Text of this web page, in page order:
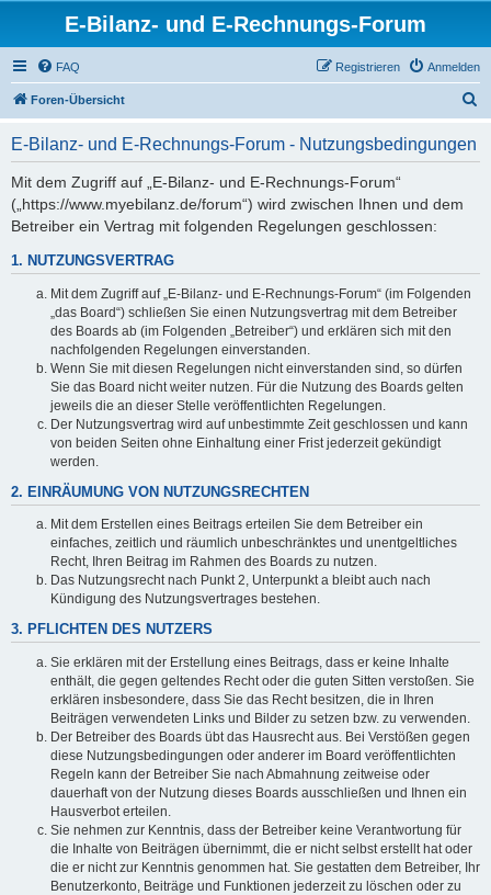
E-Bilanz- und E-Rechnungs-Forum
FAQ Anmelden
Registrieren
Foren-Übersicht
E-Bilanz- und E-Rechnungs-Forum - Nutzungsbedingungen
Mit dem Zugriff auf „E-Bilanz- und E-Rechnungs-Forum“
(„https://www.myebilanz.de/forum“) wird zwischen Ihnen und dem
Betreiber ein Vertrag mit folgenden Regelungen geschlossen:
1. NUTZUNGSVERTRAG
Mit dem Zugriff auf „E-Bilanz- und E-Rechnungs-Forum“ (im Folgenden
„das Board“) schließen Sie einen Nutzungsvertrag mit dem Betreiber
des Boards ab (im Folgenden „Betreiber“) und erklären sich mit den
nachfolgenden Regelungen einverstanden.
Wenn Sie mit diesen Regelungen nicht einverstanden sind, so dürfen
Sie das Board nicht weiter nutzen. Für die Nutzung des Boards gelten
jeweils die an dieser Stelle veröffentlichten Regelungen.
Der Nutzungsvertrag wird auf unbestimmte Zeit geschlossen und kann
von beiden Seiten ohne Einhaltung einer Frist jederzeit gekündigt
werden.
2. EINRÄUMUNG VON NUTZUNGSRECHTEN
Mit dem Erstellen eines Beitrags erteilen Sie dem Betreiber ein
einfaches, zeitlich und räumlich unbeschränktes und unentgeltliches
Recht, Ihren Beitrag im Rahmen des Boards zu nutzen.
Das Nutzungsrecht nach Punkt 2, Unterpunkt a bleibt auch nach
Kündigung des Nutzungsvertrages bestehen.
3. PFLICHTEN DES NUTZERS
Sie erklären mit der Erstellung eines Beitrags, dass er keine Inhalte
enthält, die gegen geltendes Recht oder die guten Sitten verstoßen. Sie
erklären insbesondere, dass Sie das Recht besitzen, die in Ihren
Beiträgen verwendeten Links und Bilder zu setzen bzw. zu verwenden.
Der Betreiber des Boards übt das Hausrecht aus. Bei Verstößen gegen
diese Nutzungsbedingungen oder anderer im Board veröffentlichten
Regeln kann der Betreiber Sie nach Abmahnung zeitweise oder
dauerhaft von der Nutzung dieses Boards ausschließen und Ihnen ein
Hausverbot erteilen.
Sie nehmen zur Kenntnis, dass der Betreiber keine Verantwortung für
die Inhalte von Beiträgen übernimmt, die er nicht selbst erstellt hat oder
die er nicht zur Kenntnis genommen hat. Sie gestatten dem Betreiber, Ihr
Benutzerkonto, Beiträge und Funktionen jederzeit zu löschen oder zu